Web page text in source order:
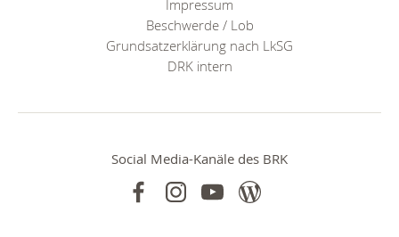
Impressum
Beschwerde / Lob
Grundsatzerklärung nach LkSG
DRK intern
Social Media-Kanäle des BRK